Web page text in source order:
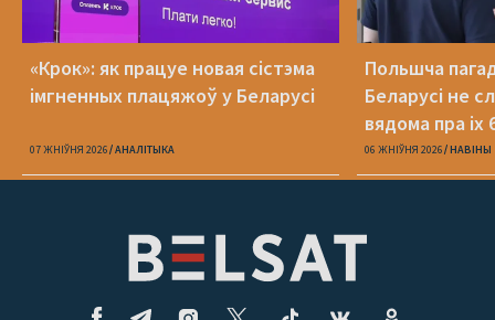
«Крок»: як працуе новая сістэма
імгненных плацяжоў у Беларусі
07 ЖНІЎНЯ 2026 АНАЛІТЫКА
Польшча
Беларусі не
вядома пра іх
06 ЖНІЎНЯ 2026 НАВІНЫ